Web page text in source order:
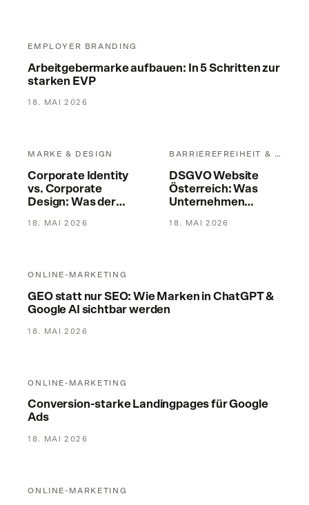
EMPLOYER BRANDING
Arbeitgebermarke aufbauen: In 5 Schritten zur
starken EVP
18. MAI 2026
MARKE & DESIGN
Corporate Identity
vs. Corporate
Design: Was der
bedeutet – und
18. MAI 2026
BARRIEREFREIHEIT & RECHT
DSGVO Website
Österreich: Was
Unternehmen
18. MAI 2026
ONLINE-MARKETING
GEO statt nur SEO: Wie Marken in ChatGPT &
Google AI sichtbar werden
18. MAI 2026
ONLINE-MARKETING
Conversion-starke Landingpages für Google
Ads
18. MAI 2026
ONLINE-MARKETING